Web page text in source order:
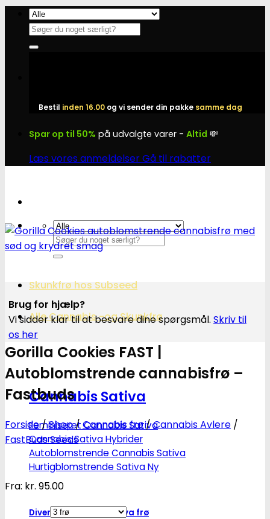
Fortsæt
indhold
Søg
efter:
Bestil inden 16.00 og vi sender din pakke samme dag
Spar op til 50% på udvalgte varer - Altid 💸
Læs vores anmeldelserGå til rabatter
Søg
efter:
Skunkfrø hos Subseed
Alle Cannabis -og Skunkfrø
Cannabis Sativa
Feminiseret Cannabis Sativa
Cannabis Sativa Hybrider
Autoblomstrende Cannabis Sativa
Hurtigblomstrende Sativa
Diverse Cannabis Sativa frø
Brug for hjælp?
Vi sidder klar til at besvare dine spørgsmål. Skriv til
os her
Gorilla Cookies FAST |
Autoblomstrende cannabisfrø –
Fastbuds
Forside/Shop/Cannabis frø/Cannabis Avlere /
FastBuds Seeds
Fra: kr. 95.00